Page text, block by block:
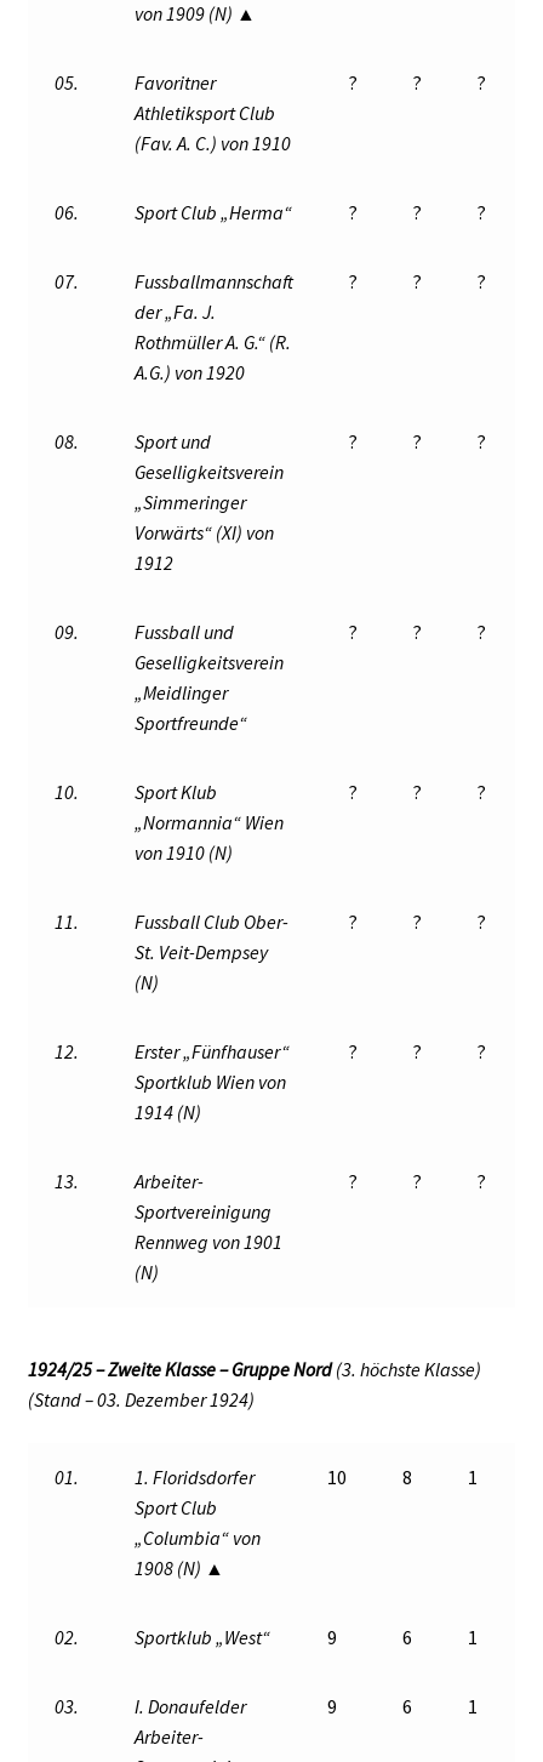
von 1909 (N) ▲
05.
Favoritner
Athletiksport Club
(Fav. A. C.) von 1910
? ? ?
06. Sport Club „Herma“ ? ? ?
07.
Fussballmannschaft
der „Fa. J.
Rothmüller A. G.“ (R.
A.G.) von 1920
? ? ?
08.
Sport und
Geselligkeitsverein
„Simmeringer
Vorwärts“ (XI) von
1912
? ? ?
09.
Fussball und
Geselligkeitsverein
„Meidlinger
Sportfreunde“
? ? ?
10.
Sport Klub
„Normannia“ Wien
von 1910 (N)
? ? ?
11.
Fussball Club Ober-
St. Veit-Dempsey
(N)
? ? ?
12.
Erster „Fünfhauser“
Sportklub Wien von
1914 (N)
? ? ?
13.
Arbeiter-
Sportvereinigung
Rennweg von 1901
(N)
? ? ?
1924/25 – Zweite Klasse – Gruppe Nord(3. höchste Klasse)
(Stand – 03. Dezember 1924)
01.
1. Floridsdorfer
Sport Club
„Columbia“ von
1908 (N) ▲
10 8 1
02. Sportklub „West“ 9 6 1
03.
I. Donaufelder
Arbeiter-
9 6 1